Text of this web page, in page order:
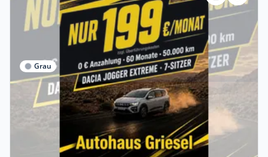
Grau
Privat & Gewerbe
Dacia Jogger Extreme TCe 110 7-Sitzer
Manuell •
110 PS (81 kW)
Neuwagen